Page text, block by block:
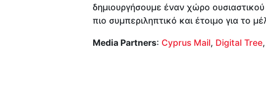
δημιουργήσουμε έναν χώρο
πιο συμπεριληπτικό και έτοιμο για το
Media Partners: Cyprus Mail, Digital Tree,